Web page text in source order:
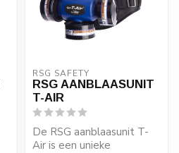
RSG SAFETY
RSG AANBLAASUNIT
T-AIR
De RSG aanblaasunit T-
Air is een unieke